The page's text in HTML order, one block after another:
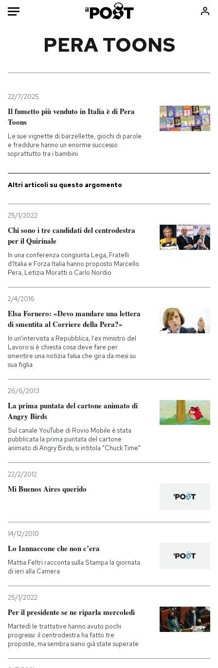
Mondo
Politica
Internet
Scienza
Economia
Consumismi
Ok Boomer!
PODCAST
NEWSLETTER
I MIEI PREFERITI
SHOP
CALENDARIO
AREA PERSONALE
Entra
PERA TOONS
22/7/2025
Il fumetto più venduto in Italia è di Pera
Toons
Le sue vignette di barzellette, giochi di parole
e freddure hanno un enorme successo
soprattutto tra i bambini
Altri articoli su questo argomento
25/1/2022
Chi sono i tre candidati del centrodestra
per il Quirinale
In una conferenza congiunta Lega, Fratelli
d'Italia e Forza Italia hanno proposto Marcello
Pera, Letizia Moratti o Carlo Nordio
2/4/2016
Elsa Fornero: «Devo mandare una lettera
di smentita al Corriere della Pera?»
In un'intervista a Repubblica, l'ex ministro del
Lavoro si è chiesta cosa deve fare per
smentire una notizia falsa che gira da mesi su
sua figlia
26/6/2013
La prima puntata del cartone animato di
Angry Birds
Sul canale YouTube di Rovio Mobile è stata
pubblicata la prima puntata del cartone
animato di Angry Birds, si intitola "Chuck Time"
22/2/2012
Mi Buenos Aires querido
14/12/2010
Lo Iannaccone che non c’era
Mattia Feltri racconta sulla Stampa la giornata
di ieri alla Camera
25/1/2022
Per il presidente se ne riparla mercoledì
Martedì le trattative hanno avuto pochi
progressi: il centrodestra ha fatto tre
proposte, ma sembra siano già state superate